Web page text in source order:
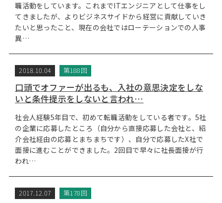
職活動をしています。これまでITエンジニアとして仕事をし
てきましたが、よりビジネスサイドから経営に貢献していき
たいと思ったこと、現在の会社ではローテーションでの人事
異…
2018.10.04 第188回
口頭でオファーが出るも、入社の意思決定をしな
いと条件提示をしないと言われ…
社会人経験5年目で、初めて転職活動をしている者です。5社
の企業に応募したところ（自分から直接応募した会社と、紹
介会社経由の応募とまちまちです）、自分で応募したX社で
面接に進むことができました。2回目で早々に社長面接が行
われ…
2017.12.07 第178回